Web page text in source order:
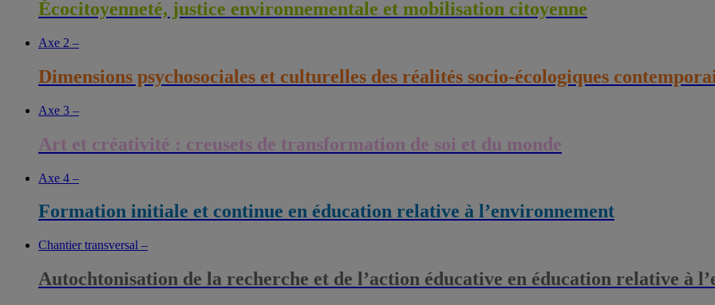
Écocitoyenneté, justice environnementale et mobilisation citoyenne
Axe 2 –
Dimensions psychosociales et culturelles des réalités socio-écologiques
Axe 3 –
Art et créativité : creusets de transformation de soi et du monde
Axe 4 –
Formation initiale et continue en éducation relative à l’environnement
Chantier transversal –
Autochtonisation de la recherche et de l’action éducative en éducation relative à